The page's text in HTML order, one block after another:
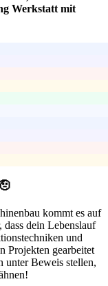
Werkstatt mit
kommt es auf
dass dein Lebenslauf
und
Projekten gearbeitet
unter Beweis stellen,